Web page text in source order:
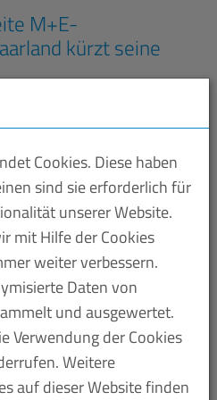
M+E-
kürzt seine
saarländischen Metall-
mit großer
und fahren ihre
deutlich zurück. Das
unter den
des Verbands der
des Saarlandes
Cookies. Diese haben
sind sie erforderlich für
unserer Website.
mit Hilfe der Cookies
weiter verbessern.
Daten von
und ausgewertet.
Verwendung der Cookies
Weitere
auf dieser Website finden